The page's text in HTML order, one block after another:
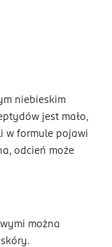
niebieskim
jest mało,
w formule pojawi
odcień może
można